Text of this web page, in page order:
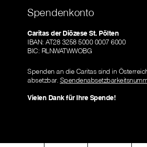
Spendenkonto
Caritas der Diözese St. Pölten
IBAN: AT28 3258 5000 0007 6000
BIC: RLNWATWWOBG
Spenden an die Caritas sind in
absetzbar.
Vielen Dank für Ihre Spende!